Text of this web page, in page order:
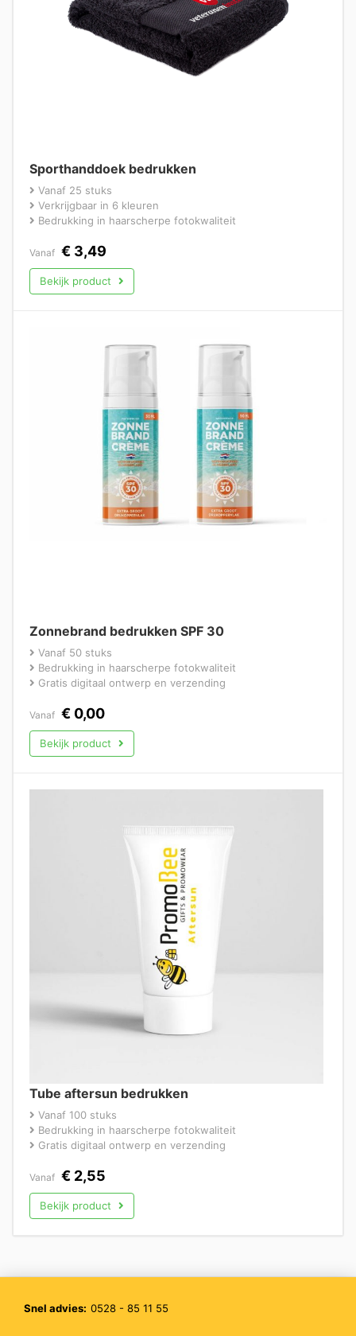
Sporthanddoek bedrukken
Vanaf 25 stuks
Verkrijgbaar in 6 kleuren
Bedrukking in haarscherpe fotokwaliteit
Vanaf € 3,49
Bekijk product
Zonnebrand bedrukken SPF 30
Vanaf 50 stuks
Bedrukking in haarscherpe fotokwaliteit
Gratis digitaal ontwerp en verzending
Vanaf € 0,00
Bekijk product
Tube aftersun bedrukken
Vanaf 100 stuks
Bedrukking in haarscherpe fotokwaliteit
Gratis digitaal ontwerp en verzending
Vanaf € 2,55
Bekijk product
Snel advies: 0528 - 85 11 55